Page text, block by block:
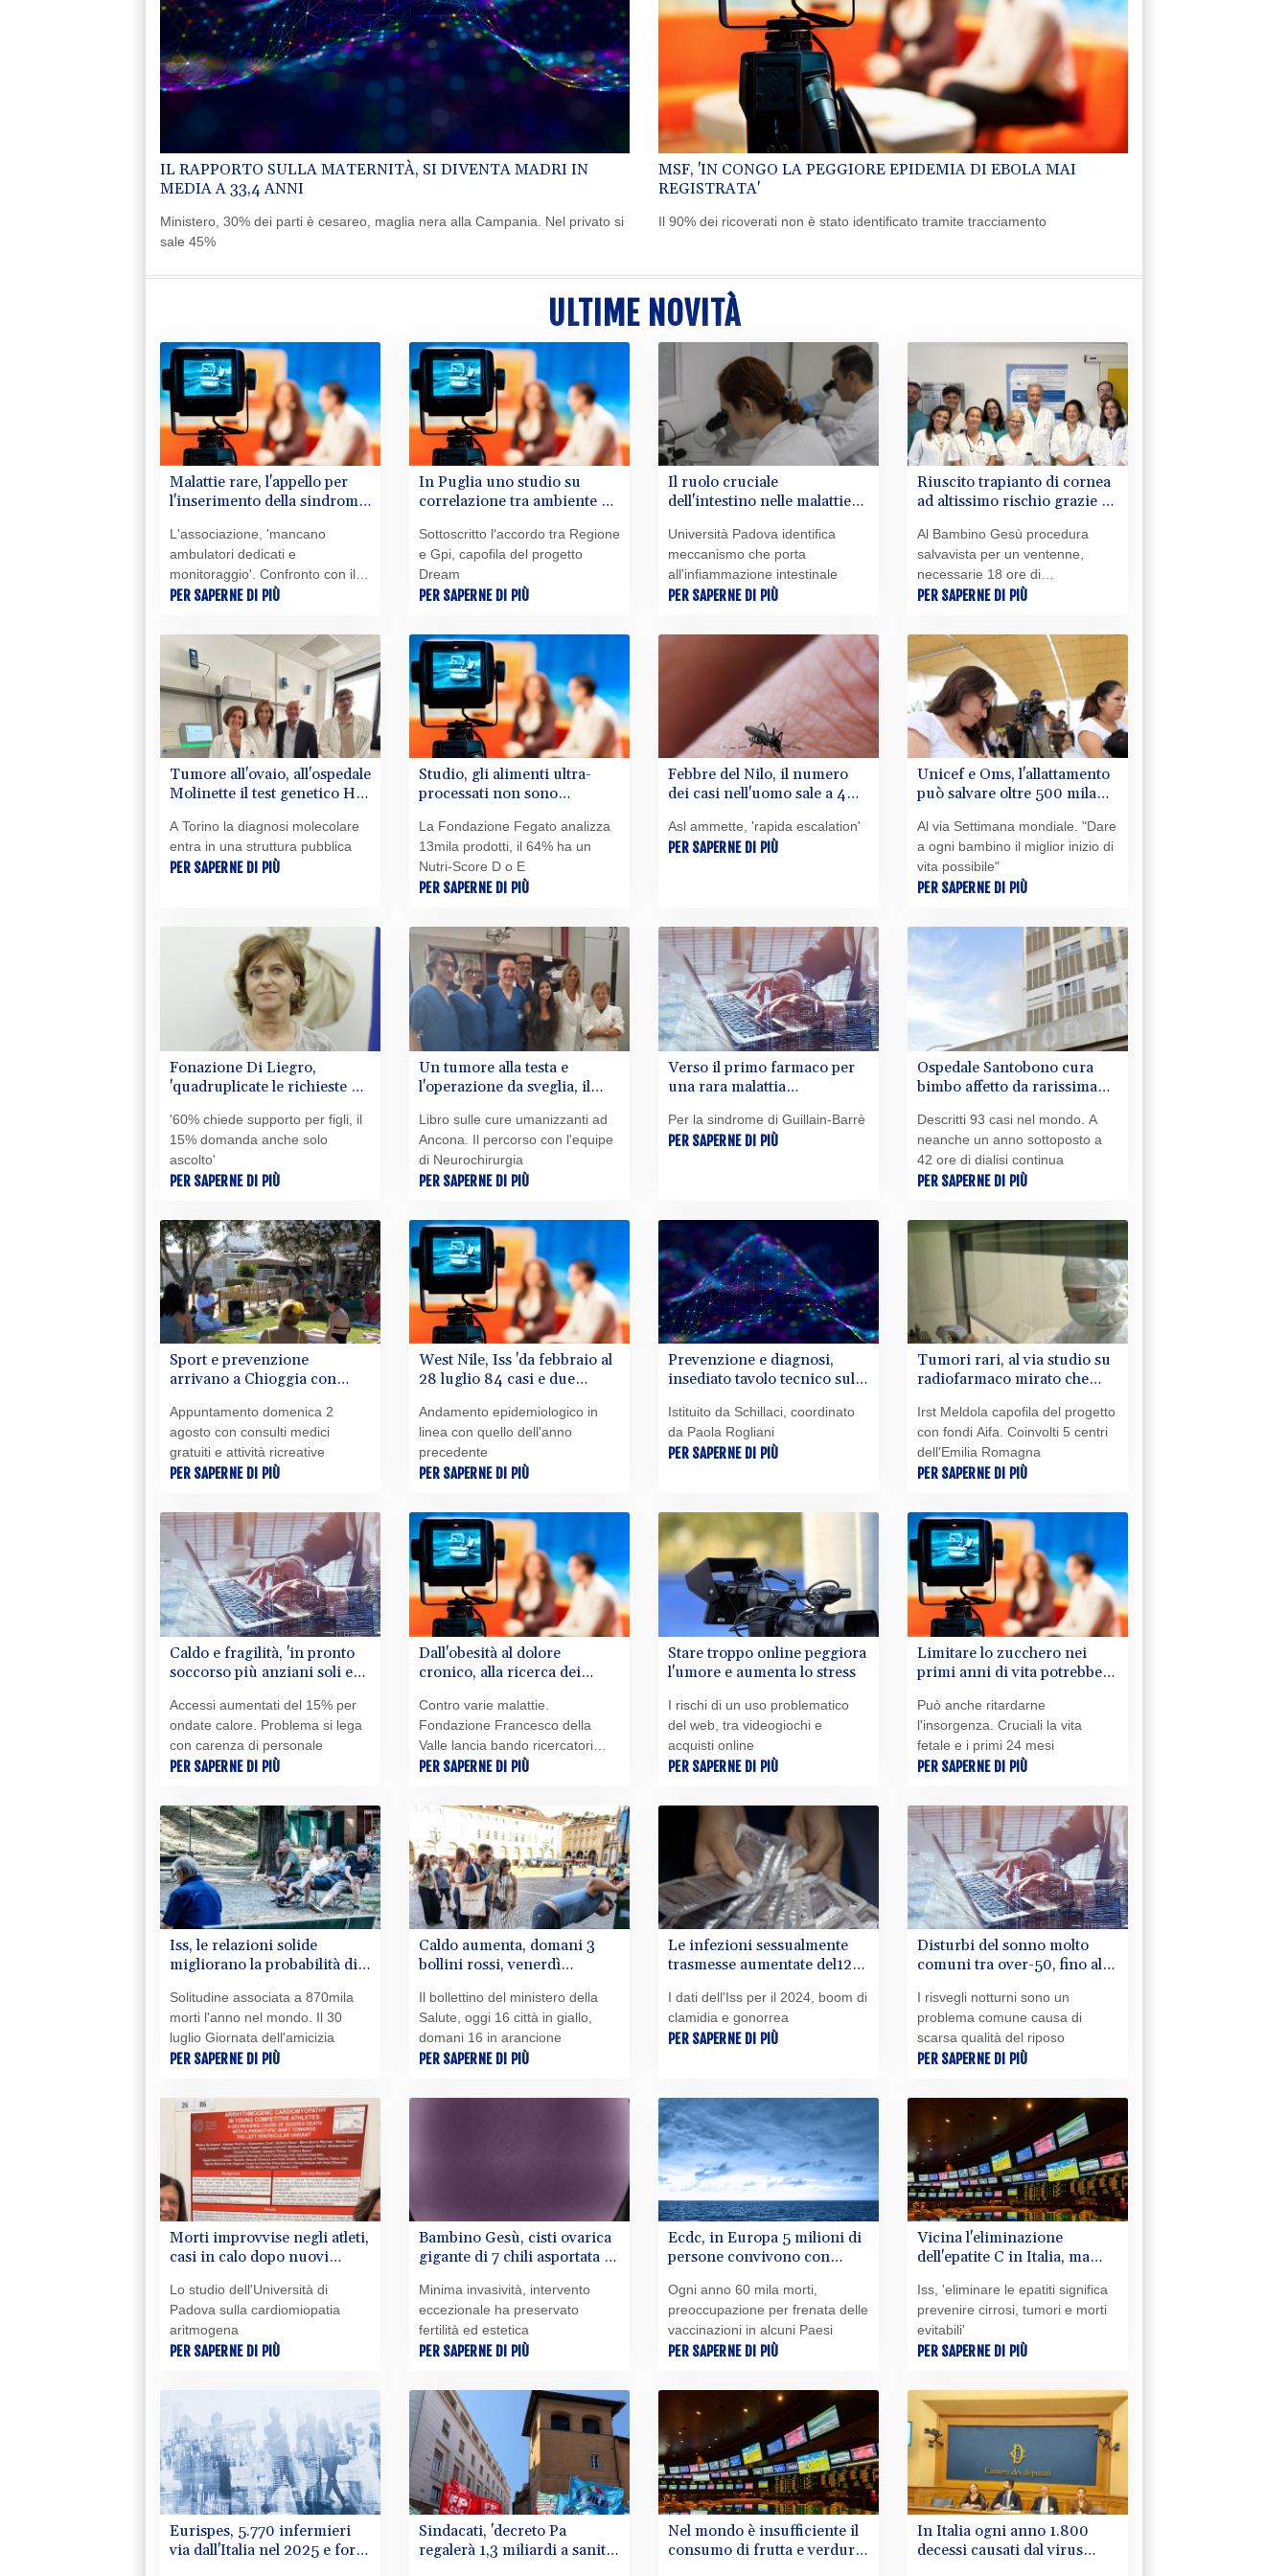
IL RAPPORTO SULLA MATERNITÀ, SI DIVENTA MADRI IN
MEDIA A 33,4 ANNI
Ministero, 30% dei parti è cesareo, maglia nera alla Campania. Nel privato si
sale 45%
MSF, 'IN CONGO LA PEGGIORE EPIDEMIA DI EBOLA MAI
REGISTRATA'
Il 90% dei ricoverati non è stato identificato tramite tracciamento
ULTIME NOVITÀ
Malattie rare, l'appello per
l'inserimento della sindrome
L'associazione, 'mancano
ambulatori dedicati e
monitoraggio'. Confronto con il
ministero
PER SAPERNE DI PIÙ
In Puglia uno studio su
correlazione tra ambiente e
Sottoscritto l'accordo tra Regione
e Gpi, capofila del progetto
Dream
PER SAPERNE DI PIÙ
Il ruolo cruciale
dell'intestino nelle malattie
Università Padova identifica
meccanismo che porta
all'infiammazione intestinale
PER SAPERNE DI PIÙ
Riuscito trapianto di cornea
ad altissimo rischio grazie a
Al Bambino Gesù procedura
salvavista per un ventenne,
necessarie 18 ore di
prepararazione
PER SAPERNE DI PIÙ
Tumore all'ovaio, all'ospedale
Molinette il test genetico Hrd
A Torino la diagnosi molecolare
entra in una struttura pubblica
PER SAPERNE DI PIÙ
Studio, gli alimenti ultra-
processati non sono
La Fondazione Fegato analizza
13mila prodotti, il 64% ha un
Nutri-Score D o E
PER SAPERNE DI PIÙ
Febbre del Nilo, il numero
dei casi nell'uomo sale a 4
Asl ammette, 'rapida escalation'
PER SAPERNE DI PIÙ
Unicef e Oms, l'allattamento
può salvare oltre 500 mila
Al via Settimana mondiale. "Dare
a ogni bambino il miglior inizio di
vita possibile"
PER SAPERNE DI PIÙ
Fonazione Di Liegro,
'quadruplicate le richieste di
'60% chiede supporto per figli, il
15% domanda anche solo
ascolto'
PER SAPERNE DI PIÙ
Un tumore alla testa e
l'operazione da sveglia, il
Libro sulle cure umanizzanti ad
Ancona. Il percorso con l'equipe
di Neurochirurgia
PER SAPERNE DI PIÙ
Verso il primo farmaco per
una rara malattia
clinici
Per la sindrome di Guillain-Barrè
PER SAPERNE DI PIÙ
Ospedale Santobono cura
bimbo affetto da rarissima
Descritti 93 casi nel mondo. A
neanche un anno sottoposto a
42 ore di dialisi continua
PER SAPERNE DI PIÙ
Sport e prevenzione
arrivano a Chioggia con
Appuntamento domenica 2
agosto con consulti medici
gratuiti e attività ricreative
PER SAPERNE DI PIÙ
West Nile, Iss 'da febbraio al
28 luglio 84 casi e due
Andamento epidemiologico in
linea con quello dell'anno
precedente
PER SAPERNE DI PIÙ
Prevenzione e diagnosi,
insediato tavolo tecnico sulla
Istituito da Schillaci, coordinato
da Paola Rogliani
PER SAPERNE DI PIÙ
Tumori rari, al via studio su
radiofarmaco mirato che
Irst Meldola capofila del progetto
con fondi Aifa. Coinvolti 5 centri
dell'Emilia Romagna
PER SAPERNE DI PIÙ
Caldo e fragilità, 'in pronto
soccorso più anziani soli e
Accessi aumentati del 15% per
ondate calore. Problema si lega
con carenza di personale
PER SAPERNE DI PIÙ
Dall'obesità al dolore
cronico, alla ricerca dei
neuroinfiammazione
Contro varie malattie.
Fondazione Francesco della
Valle lancia bando ricercatori
under40
PER SAPERNE DI PIÙ
Stare troppo online peggiora
l'umore e aumenta lo stress
I rischi di un uso problematico
del web, tra videogiochi e
acquisti online
PER SAPERNE DI PIÙ
Limitare lo zucchero nei
primi anni di vita potrebbe
Può anche ritardarne
l'insorgenza. Cruciali la vita
fetale e i primi 24 mesi
PER SAPERNE DI PIÙ
Iss, le relazioni solide
migliorano la probabilità di
50%
Solitudine associata a 870mila
morti l'anno nel mondo. Il 30
luglio Giornata dell'amicizia
PER SAPERNE DI PIÙ
Caldo aumenta, domani 3
bollini rossi, venerdì
Il bollettino del ministero della
Salute, oggi 16 città in giallo,
domani 16 in arancione
PER SAPERNE DI PIÙ
Le infezioni sessualmente
trasmesse aumentate del12%
I dati dell'Iss per il 2024, boom di
clamidia e gonorrea
PER SAPERNE DI PIÙ
Disturbi del sonno molto
comuni tra over-50, fino al
I risvegli notturni sono un
problema comune causa di
scarsa qualità del riposo
PER SAPERNE DI PIÙ
Morti improvvise negli atleti,
casi in calo dopo nuovi
Lo studio dell'Università di
Padova sulla cardiomiopatia
aritmogena
PER SAPERNE DI PIÙ
Bambino Gesù, cisti ovarica
gigante di 7 chili asportata a
Minima invasività, intervento
eccezionale ha preservato
fertilità ed estetica
PER SAPERNE DI PIÙ
Ecdc, in Europa 5 milioni di
persone convivono con
Ogni anno 60 mila morti,
preoccupazione per frenata delle
vaccinazioni in alcuni Paesi
PER SAPERNE DI PIÙ
Vicina l'eliminazione
dell'epatite C in Italia, ma
Iss, 'eliminare le epatiti significa
prevenire cirrosi, tumori e morti
evitabili'
PER SAPERNE DI PIÙ
Eurispes, 5.770 infermieri
via dall'Italia nel 2025 e forti
Sindacati, 'decreto Pa
regalerà 1,3 miliardi a sanità
Nel mondo è insufficiente il
consumo di frutta e verdura
In Italia ogni anno 1.800
decessi causati dal virus